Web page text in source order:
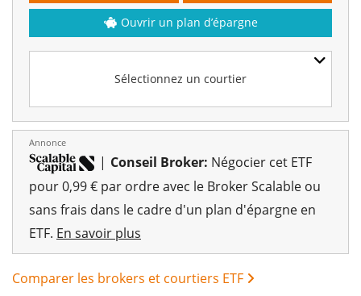
Sélectionnez un courtier
Ouvrir un plan d’épargne
Annonce
| Conseil Broker: Négocier cet ETF
pour 0,99 € par ordre avec le Broker Scalable ou
sans frais dans le cadre d'un plan d'épargne en
ETF. En savoir plus
Comparer les brokers et courtiers ETF